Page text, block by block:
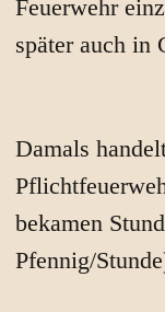
Feuerwehr
später auch in
Damals
bekamen
Pfennig/